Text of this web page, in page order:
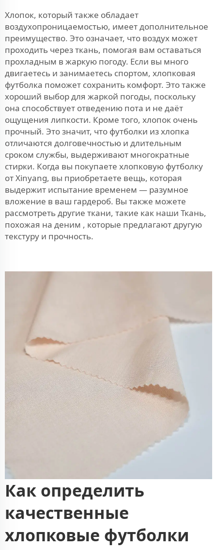
Хлопок, который также обладает
воздухопроницаемостью, имеет дополнительное
преимущество. Это означает, что воздух может
проходить через ткань, помогая вам оставаться
прохладным в жаркую погоду. Если вы много
двигаетесь и занимаетесь спортом, хлопковая
футболка поможет сохранить комфорт. Это также
хороший выбор для жаркой погоды, поскольку
она способствует отведению пота и не даёт
ощущения липкости. Кроме того, хлопок очень
прочный. Это значит, что футболки из хлопка
отличаются долговечностью и длительным
сроком службы, выдерживают многократные
стирки. Когда вы покупаете хлопковую футболку
от Xinyang, вы приобретаете вещь, которая
выдержит испытание временем — разумное
вложение в ваш гардероб. Вы также можете
рассмотреть другие ткани, такие как наши Ткань,
похожая на деним , которые предлагают другую
текстуру и прочность.
Как определить
качественные
хлопковые футболки